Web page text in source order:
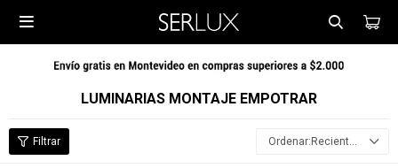

LUMINARIAS MONTAJE EMPOTRAR
Recientes